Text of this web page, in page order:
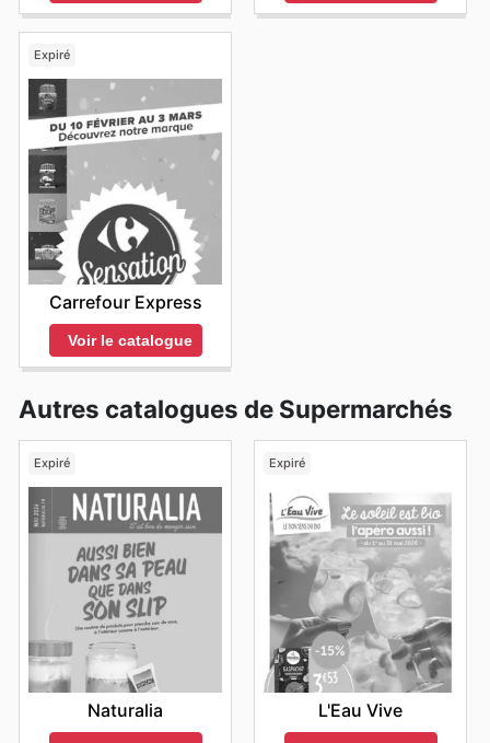
Expiré
Carrefour Express
Voir le catalogue
Autres catalogues de Supermarchés
Expiré
Naturalia
Expiré
L'Eau Vive